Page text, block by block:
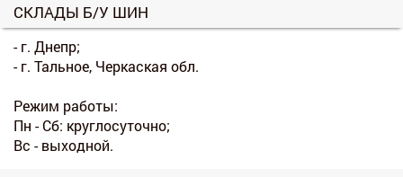
СКЛАДЫ Б/У ШИН
- г. Днепр;
- г. Тальное, Черкаская обл.
Режим работы:
Пн - Сб: круглосуточно;
Вс - выходной.